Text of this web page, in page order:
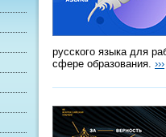
русского языка для
сфере образования. ›››